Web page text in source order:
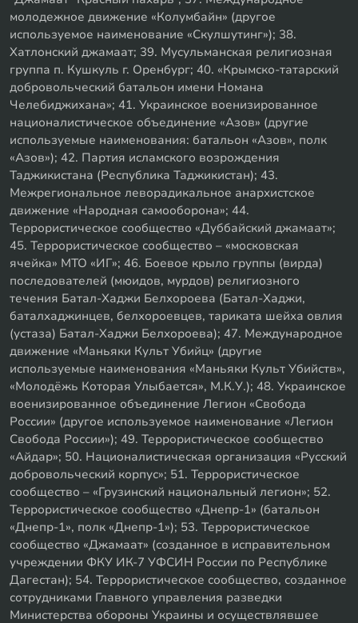
молодежное движение «Колумбайн» (другое
используемое наименование «Скулшутинг»); 38.
Хатлонский джамаат; 39. Мусульманская религиозная
группа п. Кушкуль г. Оренбург; 40. «Крымско-татарский
добровольческий батальон имени Номана
Челебиджихана»; 41. Украинское военизированное
националистическое объединение «Азов» (другие
используемые наименования: батальон «Азов», полк
«Азов»); 42. Партия исламского возрождения
Таджикистана (Республика Таджикистан); 43.
Межрегиональное леворадикальное анархистское
движение «Народная самооборона»; 44.
Террористическое сообщество «Дуббайский джамаат»;
45. Террористическое сообщество – «московская
ячейка» МТО «ИГ»; 46. Боевое крыло группы (вирда)
последователей (мюидов, мурдов) религиозного
течения Батал-Хаджи Белхороева (Батал-Хаджи,
баталхаджинцев, белхороевцев, тариката шейха овлия
(устаза) Батал-Хаджи Белхороева); 47. Международное
движение «Маньяки Культ Убийц» (другие
используемые наименования «Маньяки Культ Убийств»,
«Молодёжь Которая Улыбается», М.К.У.); 48. Украинское
военизированное объединение Легион «Свобода
России» (другое используемое наименование «Легион
Свобода России»); 49. Террористическое сообщество
«Айдар»; 50. Националистическая организация «Русский
добровольческий корпус»; 51. Террористическое
сообщество – «Грузинский национальный легион»; 52.
Террористическое сообщество «Днепр-1» (батальон
«Днепр-1», полк «Днепр-1»); 53. Террористическое
сообщество «Джамаат» (созданное в исправительном
учреждении ФКУ ИК-7 УФСИН России по Республике
Дагестан); 54. Террористическое сообщество, созданное
сотрудниками Главного управления разведки
Министерства обороны Украины и осуществлявшее